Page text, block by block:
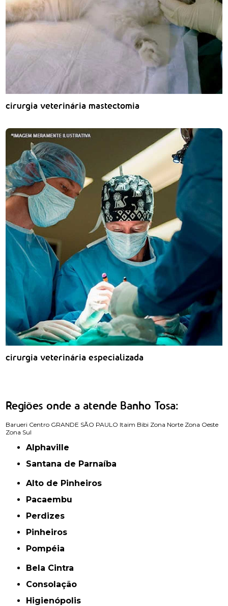
cirurgia veterinária mastectomia
cirurgia veterinária especializada
Regiões onde a atende Banho Tosa:
Barueri Centro GRANDE SÃO PAULO Itaim Bibi Zona Norte Zona Oeste
Zona Sul
Alphaville
Santana de Parnaíba
Alto de Pinheiros
Pacaembu
Perdizes
Pinheiros
Pompéia
Bela Cintra
Consolação
Higienópolis